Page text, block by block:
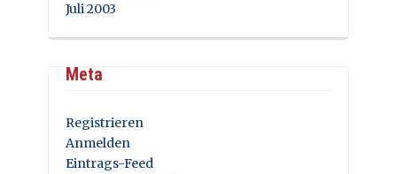
Juli 2003
Meta
Registrieren
Anmelden
Eintrags-Feed